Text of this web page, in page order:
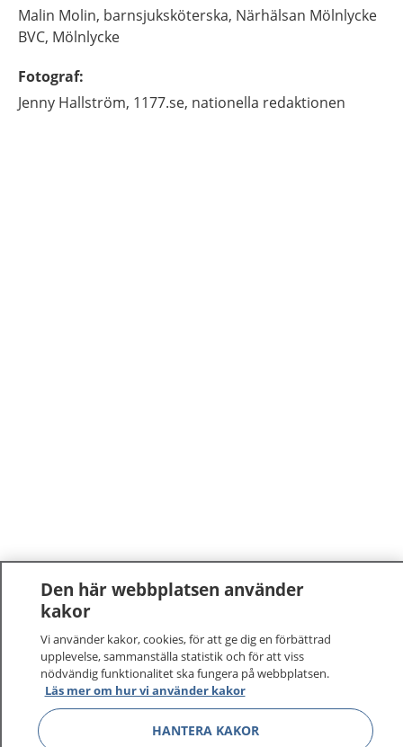
Malin Molin, barnsjuksköterska, Närhälsan Mölnlycke
BVC, Mölnlycke
Fotograf:
Jenny Hallström, 1177.se, nationella redaktionen
1177 –tryggt om din hälsa och vård
På 1177.se får du råd om hälsa och information om
sjukdomar och vilka mottagningar du kan kontakta.
Logga in för att läsa din journal och göra dina
vårdärenden. Ring telefonnummer 1177 för
sjukvårdsrådgivning dygnet runt.
Den här webbplatsen använder
kakor
Vi använder kakor, cookies, för att ge dig en förbättrad
upplevelse, sammanställa statistik och för att viss
nödvändig funktionalitet ska fungera på webbplatsen.
Läs mer om hur vi använder kakor
HANTERA KAKOR